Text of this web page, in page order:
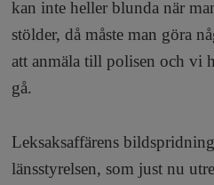
kan inte heller blunda när
stölder, då måste man göra
att anmäla till polisen och vi
gå.
Leksaksaffärens
länsstyrelsen, som just nu